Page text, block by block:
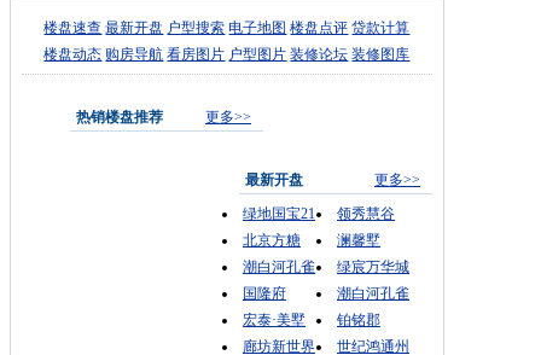
楼盘速查 最新开盘 户型搜索 电子地图 楼盘点评 贷款计算
楼盘动态 购房导航 看房图片 户型图片 装修论坛 装修图库
热销楼盘推荐 更多>>
最新开盘
更多>>
绿地国宝21
领秀慧谷
北京方糖
澜馨墅
潮白河孔雀
绿宸万华城
国隆府
潮白河孔雀
宏泰·美墅
铂铭郡
廊坊新世界
世纪鸿通州